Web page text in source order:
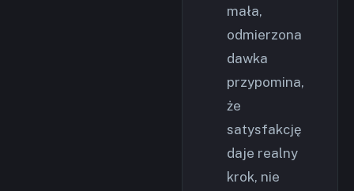
mała,
odmierzona
dawka
przypomina,
że
satysfakcję
daje realny
krok, nie